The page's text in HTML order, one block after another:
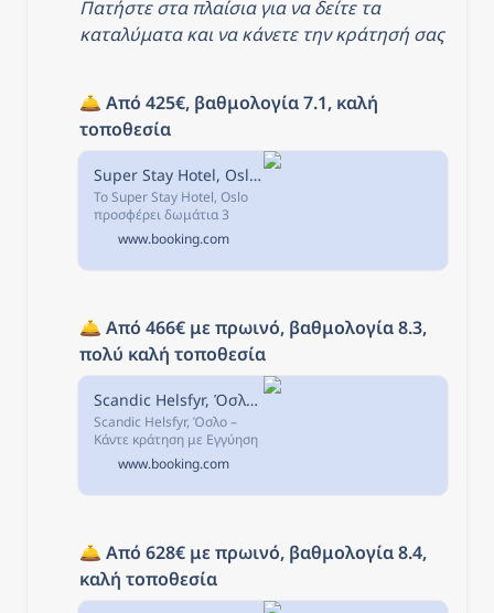
Πατήστε στα πλαίσια για να δείτε τα
καταλύματα και να κάνετε την κράτησή σας
🛎️ Από 425€, βαθμολογία 7.1, καλή
τοποθεσία
Super Stay Hotel, Oslo, Όσλο, Νορβηγία
Το Super Stay Hotel, Oslo
προσφέρει δωμάτια 3
αστέρων με δωρεάν WiFi
στην περιοχή Gamle Oslo
του προορισμού Όσλο.
www.booking.com
🛎️ Από 466€ με πρωινό, βαθμολογία 8.3,
πολύ καλή τοποθεσία
Scandic Helsfyr, Όσλο, Νορβηγία
Scandic Helsfyr, Όσλο –
Κάντε κράτηση με Εγγύηση
Καλύτερης Τιμής! 1948
σχόλια και 45
φωτογραφίες σας
www.booking.com
🛎️ Από 628€ με πρωινό, βαθμολογία 8.4,
καλή τοποθεσία